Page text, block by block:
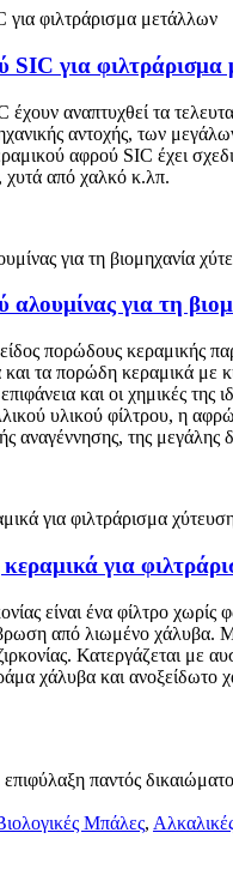
SIC για φιλτράρισμα
αναπτυχθεί τα
αντοχής, των
αφρού SIC έχει
χυτά από χαλκό κ.λπ.
για τη
πορώδους κεραμικής
τα πορώδη κεραμικά με
και οι χημικές
υλικού φίλτρου, η
αναγέννησης, της μεγάλης
για
είναι ένα φίλτρο
από λιωμένο χάλυβα.
Κατεργάζεται με
χάλυβα και ανοξείδωτο
παντός
Μπάλες,